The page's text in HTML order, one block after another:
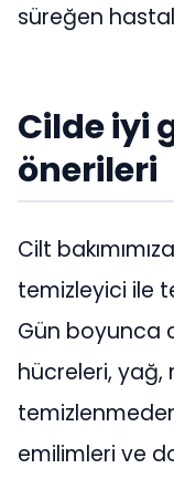
süreğen
Cilde iyi
önerileri
Cilt
temizleyici ile
Gün boyunca
hücreleri, yağ,
emilimleri ve